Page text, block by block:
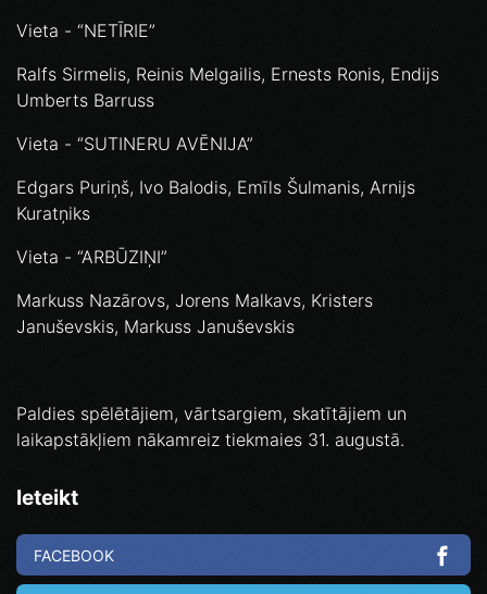
Vieta - “NETĪRIE”
Ralfs Sirmelis, Reinis Melgailis, Ernests Ronis, Endijs
Umberts Barruss
Vieta - “SUTINERU AVĒNIJA”
Edgars Puriņš, Ivo Balodis, Emīls Šulmanis, Arnijs
Kuratņiks
Vieta - “ARBŪZIŅI”
Markuss Nazārovs, Jorens Malkavs, Kristers
Januševskis, Markuss Januševskis
Paldies spēlētājiem, vārtsargiem, skatītājiem un
laikapstākļiem nākamreiz tiekmaies 31. augustā.
Ieteikt
FACEBOOK